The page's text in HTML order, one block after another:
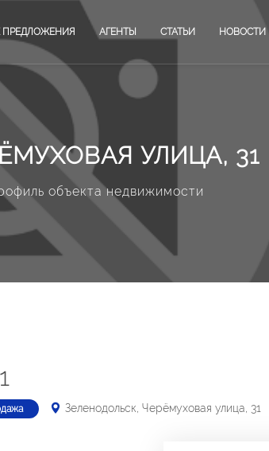
АГЕНТЫ СТАТЬИ НОВОСТИ
УЛИЦА, 31
объекта недвижимости
Зеленодольск, Черёмуховая улица, 31